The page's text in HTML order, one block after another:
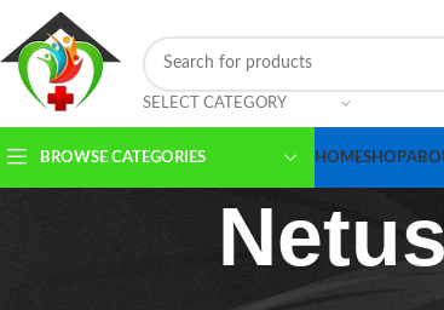
SELECT CATEGORY
BROWSE CATEGORIES HOMESHOP